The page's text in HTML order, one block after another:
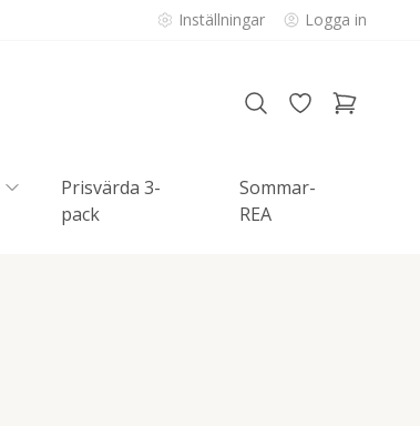
Inställningar Logga in
Prisvärda 3-
pack
Sommar-
REA